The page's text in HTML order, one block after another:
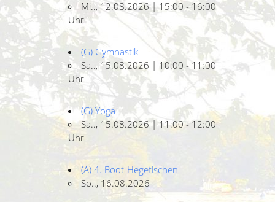
Mi.., 12.08.2026 | 15:00 - 16:00
Uhr
(G) Gymnastik
Sa.., 15.08.2026 | 10:00 - 11:00
Uhr
(G) Yoga
Sa.., 15.08.2026 | 11:00 - 12:00
Uhr
(A) 4. Boot-Hegefischen
So.., 16.08.2026